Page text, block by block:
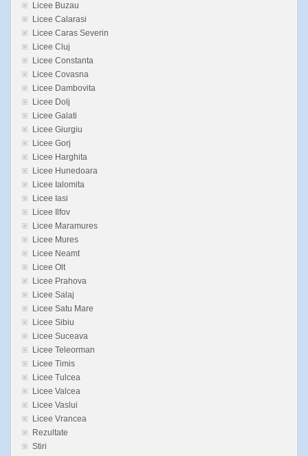
Licee Buzau
Licee Calarasi
Licee Caras Severin
Licee Cluj
Licee Constanta
Licee Covasna
Licee Dambovita
Licee Dolj
Licee Galati
Licee Giurgiu
Licee Gorj
Licee Harghita
Licee Hunedoara
Licee Ialomita
Licee Iasi
Licee Ilfov
Licee Maramures
Licee Mures
Licee Neamt
Licee Olt
Licee Prahova
Licee Salaj
Licee Satu Mare
Licee Sibiu
Licee Suceava
Licee Teleorman
Licee Timis
Licee Tulcea
Licee Valcea
Licee Vaslui
Licee Vrancea
Rezultate
Stiri